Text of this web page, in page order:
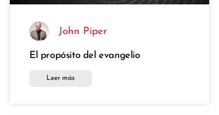
John Piper
El propósito del evangelio
Leer más